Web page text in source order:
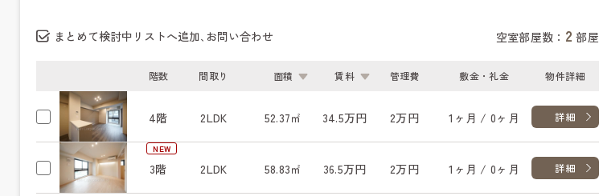
まとめて検討中リストへ追加､お問い合わせ 空室部屋数： 2 部屋
階数 間取り 面積 賃料 管理費 敷金・礼金 物件詳細
詳細
4階 2LDK 52.37㎡ 34.5万円 2万円 1ヶ月 / 0ヶ月
NEW
詳細
3階 2LDK 58.83㎡ 36.5万円 2万円 1ヶ月 / 0ヶ月